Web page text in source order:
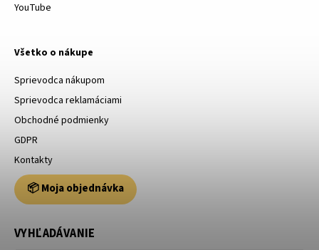
YouTube
Všetko o nákupe
Sprievodca nákupom
Sprievodca reklamáciami
Obchodné podmienky
GDPR
Kontakty
📦 Moja objednávka
VYHĽADÁVANIE